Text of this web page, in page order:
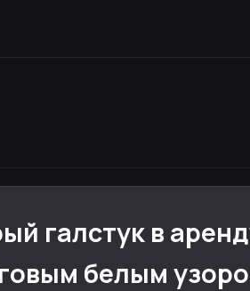
галстук в
белым